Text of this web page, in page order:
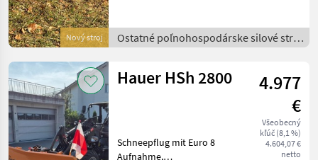
Nový stroj
Feinschnittmesser inkl.
Anbauplatte bis Bj.2024
Ostatné poľnohospodárske silové stroje
/
Hauer HSh 2800
4.977
€
Všeobecný
kľúč (8,1 %)
4.604,07 €
netto
Schneepflug mit Euro 8
Aufnahme,